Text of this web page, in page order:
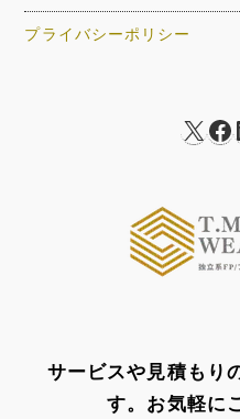
プライバシーポリシー
X
サービスや見積もり
す。お気軽に